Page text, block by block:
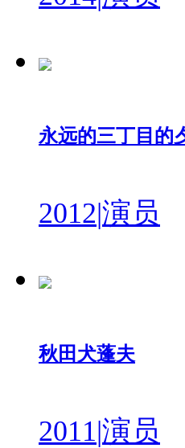
永远的三丁目的
2012|演员
秋田犬蓬夫
2011|演员